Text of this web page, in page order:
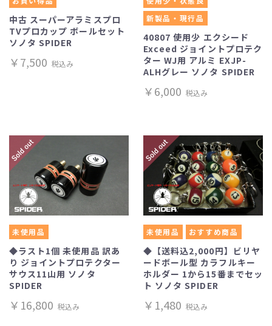
中古 スーパーアラミスプロ
TVプロカップ ボールセット
ソノタ SPIDER
￥7,500 税込み
新製品・現行品
40807 使用少 エクシード
Exceed ジョイントプロテク
ター WJ用 アルミ EXJP-
ALHグレー ソノタ SPIDER
￥6,000 税込み
未使用品
◆ラスト1個 未使用品 訳あ
り ジョイントプロテクター
サウス11山用 ソノタ
SPIDER
￥16,800 税込み
未使用品 おすすめ商品
◆【送料込2,000円】ビリヤ
ードボール型 カラフルキー
ホルダー 1から15番までセッ
ト ソノタ SPIDER
￥1,480 税込み